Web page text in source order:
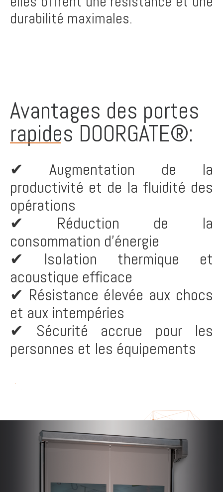
durabilité maximales.
Avantages des portes
rapides DOORGATE®:
✔ Augmentation de la
productivité et de la fluidité des
opérations
✔ Réduction de la
consommation d’énergie
✔ Isolation thermique et
acoustique efficace
✔ Résistance élevée aux chocs
et aux intempéries
✔ Sécurité accrue pour les
personnes et les équipements